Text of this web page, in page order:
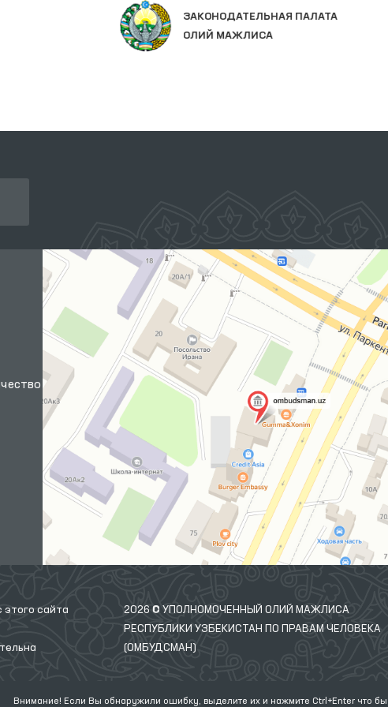
ЗАКОНОДАТЕЛЬНАЯ ПАЛАТА
ОЛИЙ МАЖЛИСА
этого сайта
2026 © УПОЛНОМОЧЕННЫЙ ОЛИЙ МАЖЛИСА
РЕСПУБЛИКИ УЗБЕКИСТАН ПО ПРАВАМ ЧЕЛОВЕКА
(ОМБУДСМАН)
Внимание! Если Вы обнаружили ошибку, выделите их и нажмите Ctrl+Enter что